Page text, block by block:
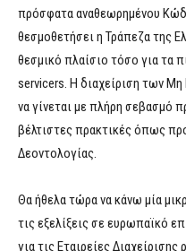
πρόσφατα αναθεωρημένου
θεσμοθετήσει η Τράπεζα της
θεσμικό πλαίσιο τόσο για τα
servicers. Η διαχείριση των
να γίνεται με πλήρη σεβασμό
βέλτιστες πρακτικές όπως
Δεοντολογίας.
Θα ήθελα τώρα να κάνω μία
τις εξελίξεις σε ευρωπαϊκό
για τις Εταιρείες